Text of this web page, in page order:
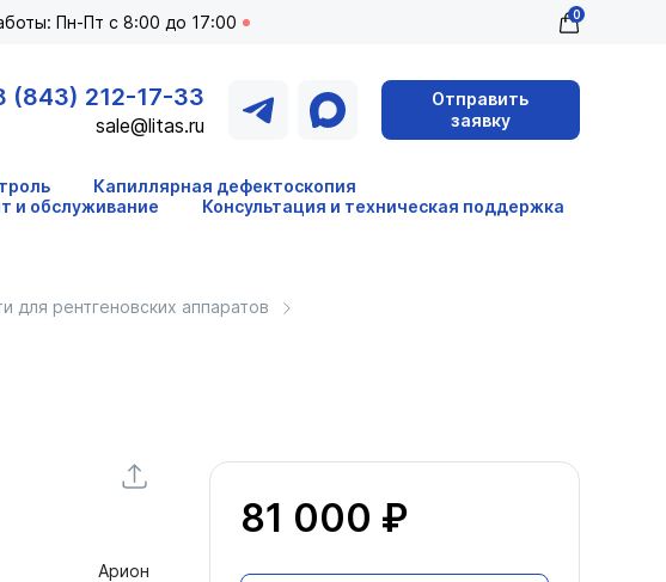
Пн-Пт с 8:00 до 17:00 0
(843) 212-17-33
sale@litas.ru
Отправить
заявку
Капиллярная дефектоскопия
и обслуживание Консультация и техническая поддержка
для рентгеновских аппаратов
Арион
81 000 ₽